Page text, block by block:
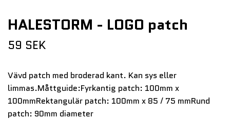
HALESTORM - LOGO patch
59 SEK
Vävd patch med broderad kant. Kan sys eller
limmas.Måttguide:Fyrkantig patch: 100mm x
100mmRektangulär patch: 100mm x 85 / 75 mmRund
patch: 90mm diameter